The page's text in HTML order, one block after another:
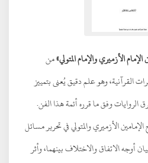
الأزميري والإمام المتولي»من
القرآنية، وهو علم دقيق يُعنى بتمييز
وفق ما قرره أئمة هذا الفن.
الأزميري والمتولي في تحرير مسائل
أوجه الاتفاق والاختلاف بينهما، وأثر